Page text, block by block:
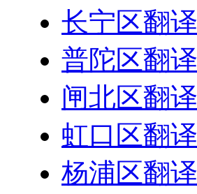
长宁区翻译
普陀区翻译
闸北区翻译
虹口区翻译
杨浦区翻译